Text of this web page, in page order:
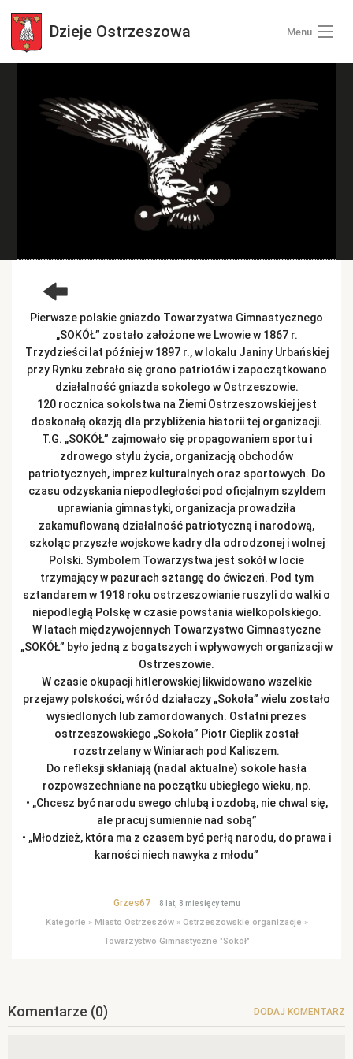
Dzieje Ostrzeszowa Menu
Kategorie zdjęć
Pierwsze polskie gniazdo Towarzystwa Gimnastycznego
„SOKÓŁ” zostało założone we Lwowie w 1867 r.
Trzydzieści lat później w 1897 r., w lokalu Janiny Urbańskiej
przy Rynku zebrało się grono patriotów i zapoczątkowano
działalność gniazda sokolego w Ostrzeszowie.
120 rocznica sokolstwa na Ziemi Ostrzeszowskiej jest
doskonałą okazją dla przybliżenia historii tej organizacji.
T.G. „SOKÓŁ” zajmowało się propagowaniem sportu i
zdrowego stylu życia, organizacją obchodów
patriotycznych, imprez kulturalnych oraz sportowych. Do
czasu odzyskania niepodległości pod oficjalnym szyldem
uprawiania gimnastyki, organizacja prowadziła
zakamuflowaną działalność patriotyczną i narodową,
szkoląc przyszłe wojskowe kadry dla odrodzonej i wolnej
Polski. Symbolem Towarzystwa jest sokół w locie
trzymający w pazurach sztangę do ćwiczeń. Pod tym
sztandarem w 1918 roku ostrzeszowianie ruszyli do walki o
niepodległą Polskę w czasie powstania wielkopolskiego.
W latach międzywojennych Towarzystwo Gimnastyczne
„SOKÓŁ” było jedną z bogatszych i wpływowych organizacji w
Ostrzeszowie.
W czasie okupacji hitlerowskiej likwidowano wszelkie
przejawy polskości, wśród działaczy „Sokoła” wielu zostało
wysiedlonych lub zamordowanych. Ostatni prezes
ostrzeszowskiego „Sokoła” Piotr Cieplik został
rozstrzelany w Winiarach pod Kaliszem.
Do refleksji skłaniają (nadal aktualne) sokole hasła
rozpowszechniane na początku ubiegłego wieku, np.
• „Chcesz być narodu swego chlubą i ozdobą, nie chwal się,
ale pracuj sumiennie nad sobą”
• „Młodzież, która ma z czasem być perłą narodu, do prawa i
karności niech nawyka z młodu”
Grzes67 8 lat, 8 miesięcy temu
Kategorie » Miasto Ostrzeszów» Ostrzeszowskie organizacje »
Towarzystwo Gimnastyczne "Sokół"
Komentarze (0) DODAJ KOMENTARZ